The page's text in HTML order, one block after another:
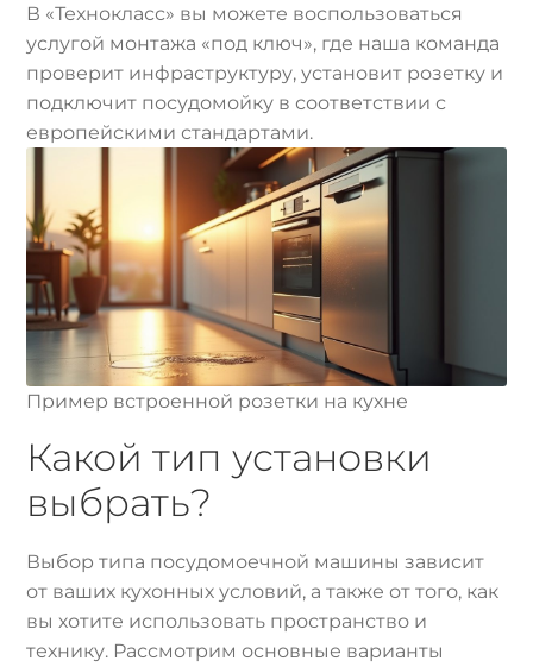
В «Технокласс» вы можете воспользоваться
услугой монтажа «под ключ», где наша команда
проверит инфраструктуру, установит розетку и
подключит посудомойку в соответствии с
европейскими стандартами.
Пример встроенной розетки на кухне
Какой тип установки
выбрать?
Выбор типа посудомоечной машины зависит
от ваших кухонных условий, а также от того, как
вы хотите использовать пространство и
технику. Рассмотрим основные варианты